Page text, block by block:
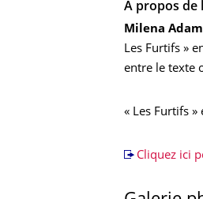
À propos de
Milena Adam
Les Furtifs »
entre le texte
« Les Furtifs
Cliquez ici